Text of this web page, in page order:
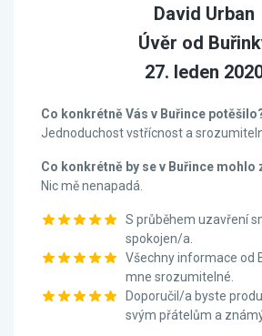
David Urban
Úvěr od
27. leden
Co konkrétně Vás v Buřince
Jednoduchost vstřícnost a
Co konkrétně by se v Buřince mohlo
Nic mě nenapadá.
S průběhem uzavření
spokojen/a.
Všechny informace od
mne srozumitelné.
Doporučil/a byste
svým přátelům a